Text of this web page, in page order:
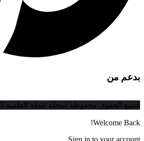
بدعم من
جميع الحقوق محفوظة لمجلة نقطة العلمية 2025 ©
Welcome Back!